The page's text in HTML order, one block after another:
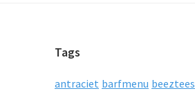
Tags
antraciet barfmenu beeztees